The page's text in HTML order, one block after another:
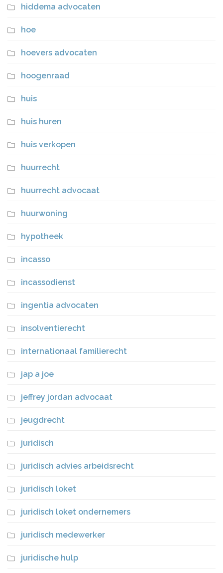
hiddema advocaten
hoe
hoevers advocaten
hoogenraad
huis
huis huren
huis verkopen
huurrecht
huurrecht advocaat
huurwoning
hypotheek
incasso
incassodienst
ingentia advocaten
insolventierecht
internationaal familierecht
jap a joe
jeffrey jordan advocaat
jeugdrecht
juridisch
juridisch advies arbeidsrecht
juridisch loket
juridisch loket ondernemers
juridisch medewerker
juridische hulp